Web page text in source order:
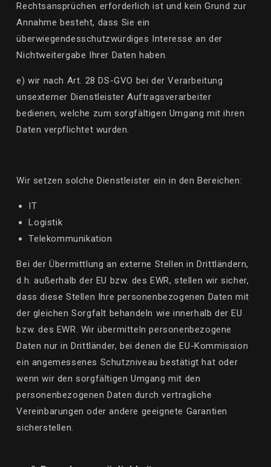
Rechtsansprüchen erforderlich ist und kein Grund zur
Annahme besteht, dass Sie ein
überwiegendesschutzwürdiges Interesse an der
Nichtweitergabe Ihrer Daten haben.
e) wir nach Art. 28 DS-GVO bei der Verarbeitung
unsexterner Dienstleister Auftragsverarbeiter
bedienen, welche zum sorgfältigen Umgang mit ihren
Daten verpflichtet wurden.
Wir setzen solche Dienstleister ein in den Bereichen:
IT
Logistik
Telekommunikation
Bei der Übermittlung an externe Stellen in Drittländern,
d.h. außerhalb der EU bzw. des EWR, stellen wir sicher,
dass diese Stellen Ihre personenbezogenen Daten mit
der gleichen Sorgfalt behandeln wie innerhalb der EU
bzw. des EWR. Wir übermitteln personenbezogene
Daten nur in Drittländer, bei denen die EU-Kommission
ein angemessenes Schutzniveau bestätigt hat oder
wenn wir den sorgfältigen Umgang mit den
personenbezogenen Daten durch vertragliche
Vereinbarungen oder andere geeignete Garantien
sicherstellen.